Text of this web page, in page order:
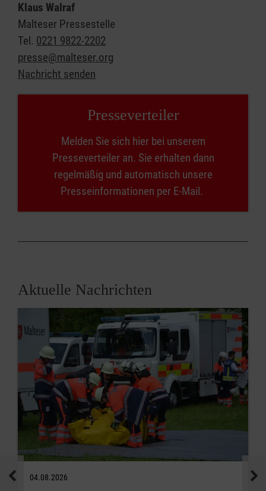
Klaus Walraf
Malteser Pressestelle
Tel. 0221 9822-2202
presse@malteser.org
Nachricht senden
Presse­verteiler
Melden Sie sich hier bei unserem
Presseverteiler an. Sie erhalten dann
regelmäßig und automatisch unsere
Presseinformationen per E-Mail.
Aktuelle Nachrichten
04.08.2026